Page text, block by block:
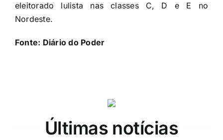
eleitorado lulista nas classes C, D e E no
Nordeste.
Fonte: Diário do Poder
Últimas notícias